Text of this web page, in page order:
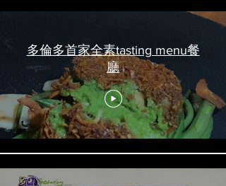
多倫多首家全素tasting menu餐
廳